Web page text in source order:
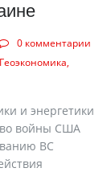
0 комментарии
Геоэкономика
и энергетики
войны США
ВС